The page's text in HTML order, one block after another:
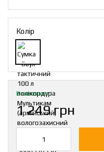
Колір
В наявності
1 249 грн